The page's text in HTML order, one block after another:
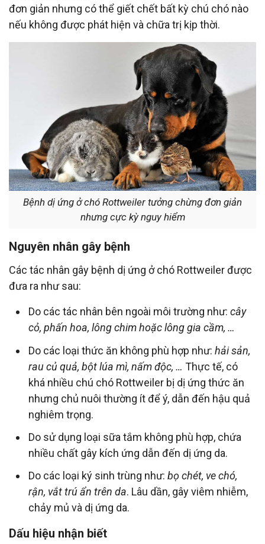
đơn giản nhưng có thể giết chết bất kỳ chú chó nào
nếu không được phát hiện và chữa trị kịp thời.
Bệnh dị ứng ở chó Rottweiler tưởng chừng đơn giản
nhưng cực kỳ nguy hiểm
Nguyên nhân gây bệnh
Các tác nhân gây bệnh dị ứng ở chó Rottweiler được
đưa ra như sau:
Do các tác nhân bên ngoài môi trường như: cây
cỏ, phấn hoa, lông chim hoặc lông gia cầm, …
Do các loại thức ăn không phù hợp như: hải sản,
rau củ quả, bột lúa mì, nấm độc, … Thực tế, có
khá nhiều chú chó Rottweiler bị dị ứng thức ăn
nhưng chủ nuôi thường ít để ý, dẫn đến hậu quả
nghiêm trọng.
Do sử dụng loại sữa tắm không phù hợp, chứa
nhiều chất gây kích ứng dẫn đến dị ứng da.
Do các loại ký sinh trùng như: bọ chét, ve chó,
rận, vắt trú ẩn trên da. Lâu dần, gây viêm nhiễm,
chảy mủ và dị ứng da.
Dấu hiệu nhận biết